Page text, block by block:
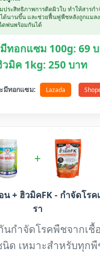
ประสิทธิภาพการติดผิวใบ ทำให้สารกำ
ด้นานขึ้น และช่วยฟื้นฟูพืชหลังถูกแมลง
ดพ่นพร้อมกันได้
ทอกแซม 100g: 69
มิค 1kg: 250 บาท
มีทอกแซม: Lazada
+
+ ฮิวมิคFK - กำจัดโรค
รา
นกำจัดโรคพืชจากเชื้
ด เหมาะสำหรับทุก